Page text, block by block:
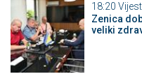
18:20
Zenica
veliki